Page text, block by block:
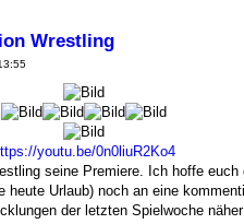
Wrestling
youtu.be/0n0liuR2Ko4
seine Premiere. Ich hoffe euch
heute Urlaub) noch an eine
der letzten Spielwoche